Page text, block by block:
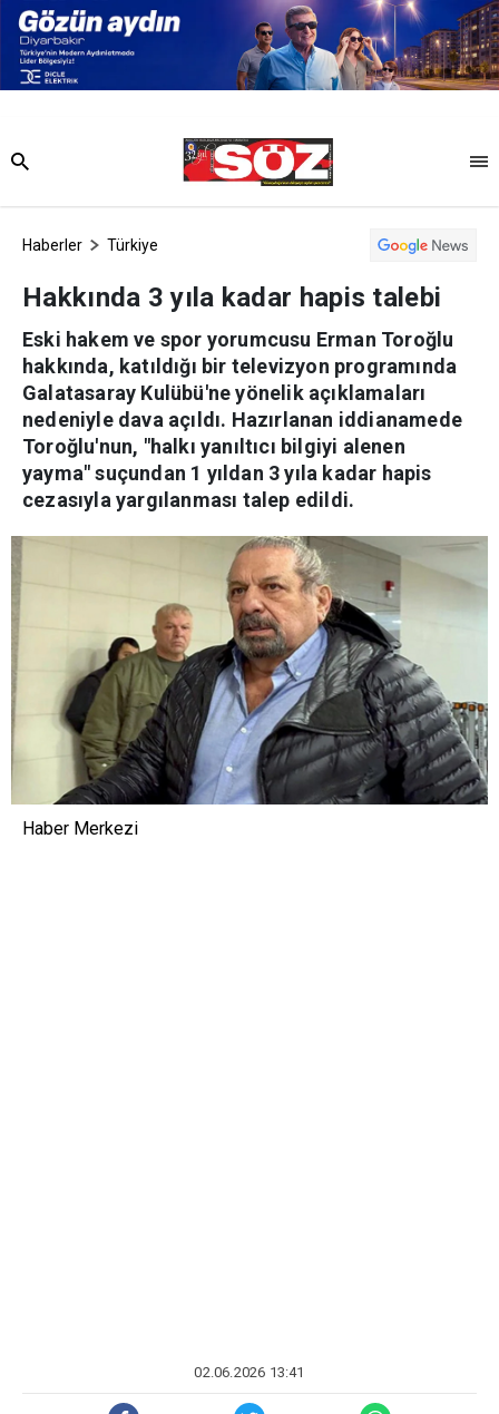
Haberler Türkiye
Hakkında 3 yıla kadar hapis talebi
Eski hakem ve spor yorumcusu Erman Toroğlu
hakkında, katıldığı bir televizyon programında
Galatasaray Kulübü'ne yönelik açıklamaları
nedeniyle dava açıldı. Hazırlanan iddianamede
Toroğlu'nun, "halkı yanıltıcı bilgiyi alenen
yayma" suçundan 1 yıldan 3 yıla kadar hapis
cezasıyla yargılanması talep edildi.
Haber Merkezi
02.06.2026 13:41